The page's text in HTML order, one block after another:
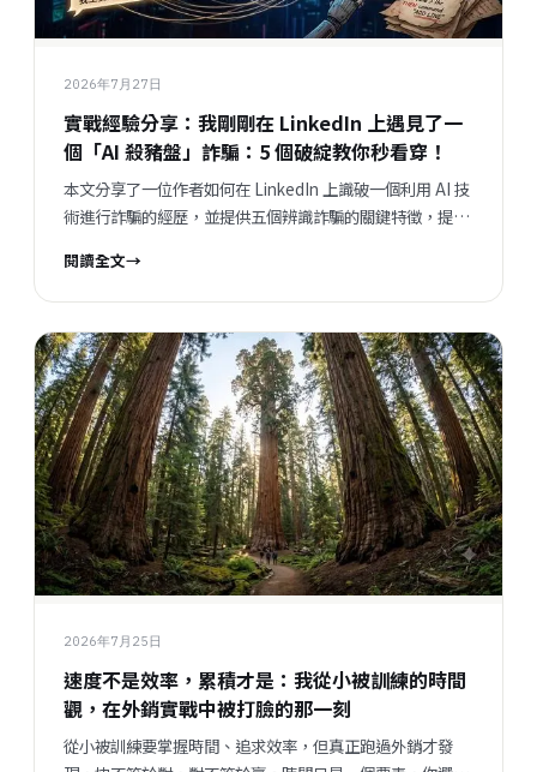
2026年7月27日
實戰經驗分享：我剛剛在 LinkedIn 上遇見了一
個「AI 殺豬盤」詐騙：5 個破綻教你秒看穿！
本文分享了一位作者如何在 LinkedIn 上識破一個利用 AI 技
術進行詐騙的經歷，並提供五個辨識詐騙的關鍵特徵，提醒
閱讀全文→
2026年7月25日
速度不是效率，累積才是：我從小被訓練的時間
觀，在外銷實戰中被打臉的那一刻
從小被訓練要掌握時間、追求效率，但真正跑過外銷才發